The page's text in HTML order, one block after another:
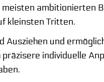
ambitionierten
kleinsten Tritten.
und
individuelle